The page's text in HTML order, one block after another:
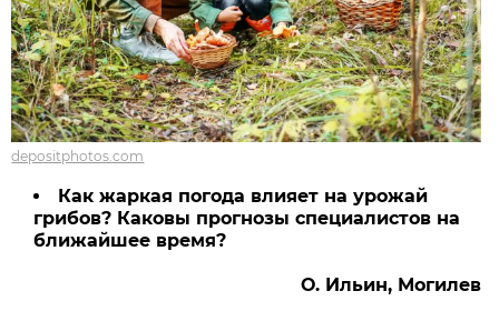
depositphotos.com
Как жаркая погода влияет на урожай
грибов? Каковы прогнозы специалистов на
ближайшее время?
О. Ильин, Могилев